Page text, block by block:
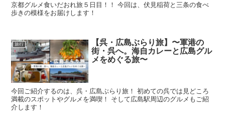
京都グルメ食いだおれ旅５日目！！ 今回は、伏見稲荷と三条の食べ
歩きの模様をお届けします！
旅行
【呉・広島ぶらり旅】〜軍港の
街・呉へ。海自カレーと広島グル
メをめぐる旅〜
今回ご紹介するのは、呉・広島ぶらり旅！ 初めての呉では見どころ
満載のスポットやグルメを満喫！ そして広島駅周辺のグルメもご紹
介します！